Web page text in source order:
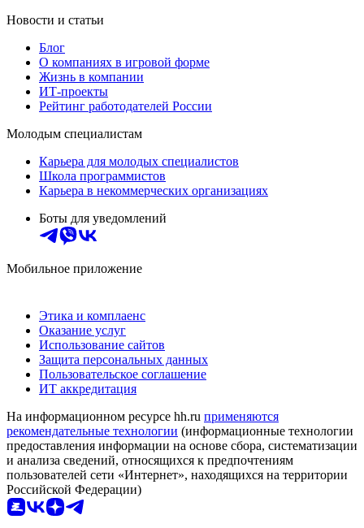
Новости и статьи
Блог
О компаниях в игровой форме
Жизнь в компании
ИТ-проекты
Рейтинг работодателей России
Молодым специалистам
Карьера для молодых специалистов
Школа программистов
Карьера в некоммерческих организациях
Боты для уведомлений
Мобильное приложение
Этика и комплаенс
Оказание услуг
Использование сайтов
Защита персональных данных
Пользовательское соглашение
ИТ аккредитация
На информационном ресурсе hh.ru применяются
рекомендательные технологии (информационные технологии
предоставления информации на основе сбора, систематизации
и анализа сведений, относящихся к предпочтениям
пользователей сети «Интернет», находящихся на территории
Российской Федерации)